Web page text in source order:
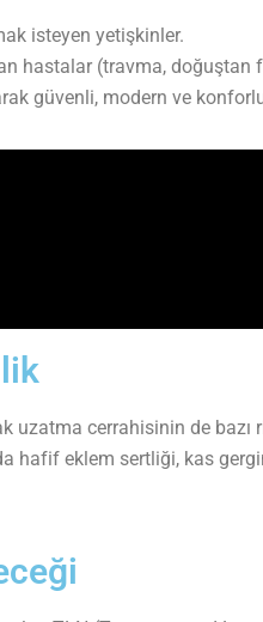
isteyen yetişkinler.
hastalar (travma, doğuştan
güvenli, modern ve
uzatma cerrahisinin de
hafif eklem sertliği, kas